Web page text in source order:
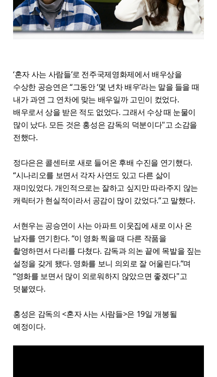
‘혼자 사는 사람들’로 전주국제영화제에서 배우상을
수상한 공승연은 “그동안 ‘몇 년차 배우’라는 말을 들을 때
내가 과연 그 연차에 맞는 배우일까 고민이 컸었다.
배우로서 상을 받은 적도 없었다. 그래서 수상 때 눈물이
많이 났다. 모든 것은 홍성은 감독의 덕분이다"고 소감을
전했다.
정다은은 콜센터로 새로 들어온 후배 수진을 연기했다.
“시나리오를 보면서 각자 사연도 있고 다른 삶이
재미있었다. 개인적으로는 잘하고 싶지만 따라주지 않는
캐릭터가 현실적이라서 공감이 많이 갔었다.”고 말했다.
서현우는 공승연이 사는 아파트 이웃집에 새로 이사 온
남자를 연기한다. “이 영화 찍을 때 다른 작품을
촬영하면서 다리를 다쳤다. 감독과 의논 끝에 목발을 짚는
설정을 갖게 됐다. 영화를 보니 의외로 잘 어울린다.”며
“영화를 보면서 많이 외로워하지 않았으면 좋겠다"고
덧붙였다.
홍성은 감독의 <혼자 사는 사람들>은 19일 개봉될
예정이다.